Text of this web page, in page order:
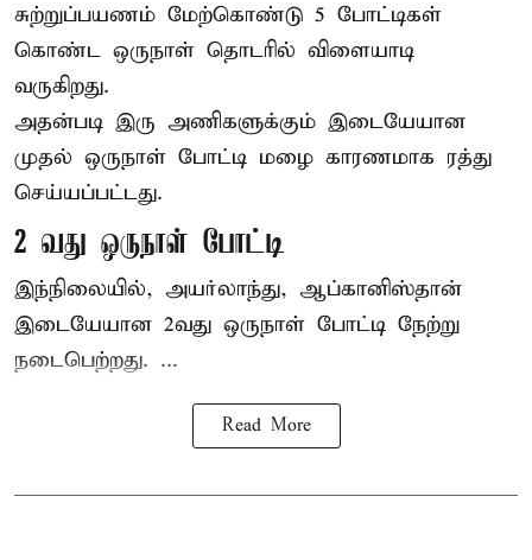
சுற்றுப்பயணம் மேற்கொண்டு 5 போட்டிகள்
கொண்ட ஒருநாள் தொடரில் விளையாடி
வருகிறது.
அதன்படி இரு அணிகளுக்கும் இடையேயான
முதல் ஒருநாள் போட்டி மழை காரணமாக ரத்து
செய்யப்பட்டது.
2 வது ஒருநாள் போட்டி
இந்நிலையில், அயர்லாந்து, ஆப்கானிஸ்தான்
இடையேயான 2வது ஒருநாள் போட்டி நேற்று
நடைபெற்றது. ...
Read More